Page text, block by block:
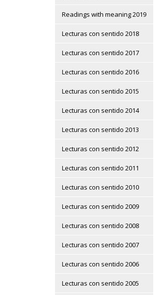
Readings with meaning 2019
Lecturas con sentido 2018
Lecturas con sentido 2017
Lecturas con sentido 2016
Lecturas con sentido 2015
Lecturas con sentido 2014
Lecturas con sentido 2013
Lecturas con sentido 2012
Lecturas con sentido 2011
Lecturas con sentido 2010
Lecturas con sentido 2009
Lecturas con sentido 2008
Lecturas con sentido 2007
Lecturas con sentido 2006
Lecturas con sentido 2005